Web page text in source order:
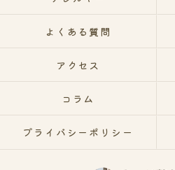
よくある質問
アクセス
コラム
プライバシーポリシー